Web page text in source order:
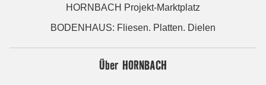
HORNBACH Projekt-Marktplatz
BODENHAUS: Fliesen. Platten. Dielen
Über HORNBACH